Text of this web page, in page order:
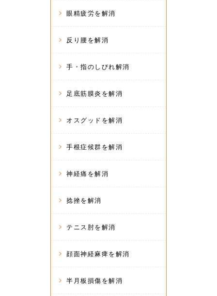
眼精疲労を解消
反り腰を解消
手・指のしびれ解消
足底筋膜炎を解消
オスグッドを解消
手根症候群を解消
神経痛を解消
捻挫を解消
テニス肘を解消
顔面神経麻痺を解消
半月板損傷を解消